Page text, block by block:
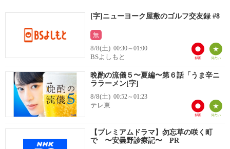
[字]ニューヨーク屋敷のゴルフ交友録 #8
無
8/8(土) 00:30～01:00
BSよしもと
晩酌の流儀５〜夏編〜第６話「うま辛ニ
ララーメン[字]
8/8(土) 00:52～01:23
テレ東
【プレミアムドラマ】勿忘草の咲く町
で 〜安曇野診療記〜 PR